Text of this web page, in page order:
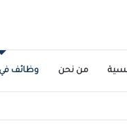
من نحن وظائف